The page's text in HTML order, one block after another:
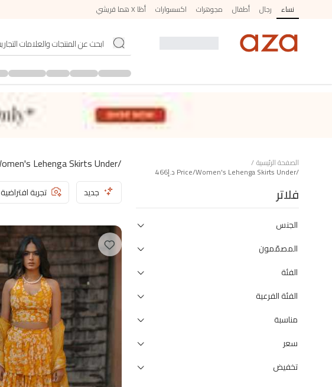
نساء رجال أطفال مجوهرات اكسسوارات أظا X هما قريشي
الصفحة الرئيسية/
/price/women's Lehenga Skirts Under د.إ466
فلاتر
الجنس
المصمّمون
الفئة
الفئة الفرعية
مناسبة
سعر
تخفيض
/price/women's Lehenga Skirts Under د.إ466
جديد تجربة افتراضية